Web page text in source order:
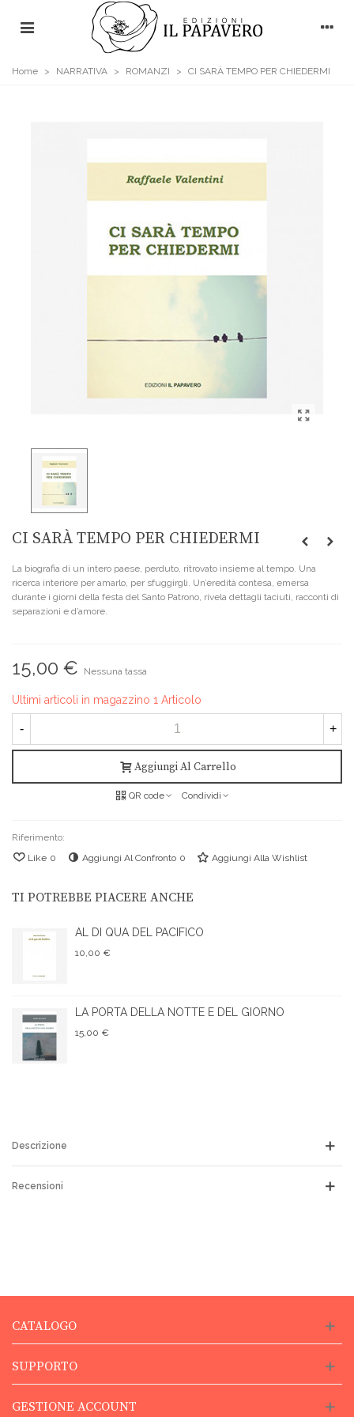
Home > NARRATIVA > ROMANZI > CI SARÀ TEMPO PER CHIEDERMI
CI SARÀ TEMPO PER CHIEDERMI
La biografia di un intero paese, perduto, ritrovato insieme al tempo. Una
ricerca interiore per amarlo, per sfuggirgli. Un’eredità contesa, emersa
durante i giorni della festa del Santo Patrono, rivela dettagli taciuti, racconti di
separazioni e d’amore.
15,00 € Nessuna tassa
Ultimi articoli in magazzino 1 Articolo
- +
Aggiungi Al Carrello
QR code Condividi
Riferimento:
Like 0 Aggiungi Al Confronto 0 Aggiungi Alla Wishlist
TI POTREBBE PIACERE ANCHE
AL DI QUA DEL PACIFICO
10,00 €
LA PORTA DELLA NOTTE E DEL GIORNO
15,00 €
Descrizione
Recensioni
CATALOGO
SUPPORTO
GESTIONE ACCOUNT